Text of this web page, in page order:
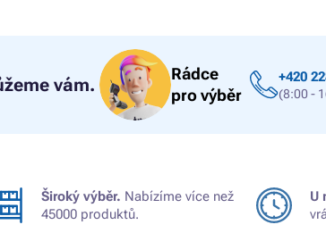
vám.
Rádce
pro výběr
+420
(8:00 -
Široký výběr. Nabízíme více než
45000 produktů.
U